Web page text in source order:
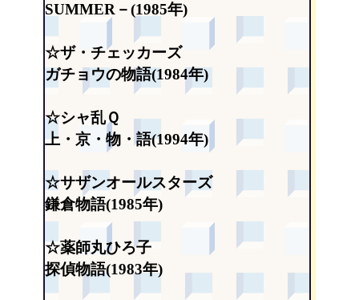
SUMMER－(1985年)
☆ザ・チェッカーズ
ガチョウの物語(1984年)
☆シャ乱Ｑ
上・京・物・語(1994年)
☆サザンオールスターズ
鎌倉物語(1985年)
☆薬師丸ひろ子
探偵物語(1983年)